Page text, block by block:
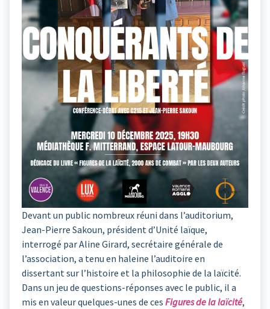
Devant un public nombreux réuni dans l’auditorium,
Jean-Pierre Sakoun, président d’Unité laïque,
interrogé par Aline Girard, secrétaire générale de
l’association, a tenu en haleine l’auditoire en
dissertant sur l’histoire et la philosophie de la laïcité.
Dans un jeu de questions-réponses avec le public, il a
mis en valeur quelques-unes de ces Figures de la laïcité,